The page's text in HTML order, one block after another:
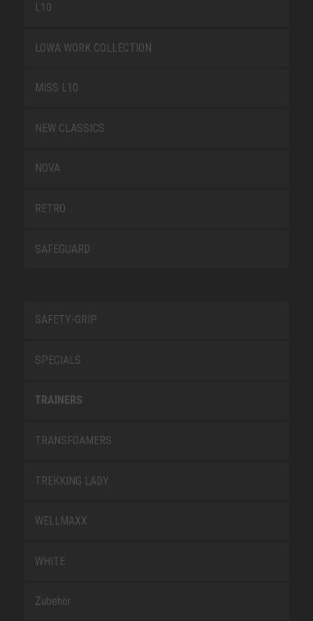
L10
LOWA WORK COLLECTION
MISS L10
NEW CLASSICS
NOVA
RETRO
SAFEGUARD
SAFETY-GRIP
SPECIALS
TRAINERS
TRANSFOAMERS
TREKKING LADY
WELLMAXX
WHITE
Zubehör